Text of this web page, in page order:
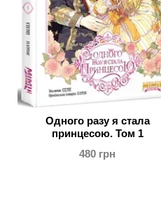
Одного разу я стала
принцесою. Том 1
480 грн